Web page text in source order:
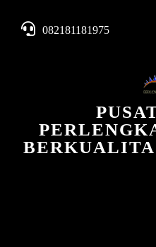
082181181975